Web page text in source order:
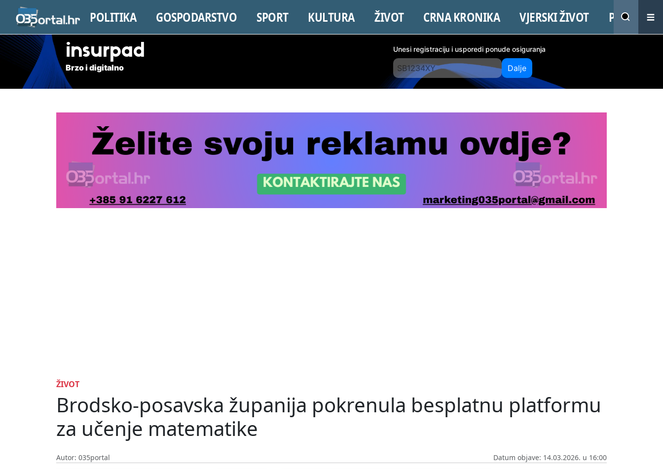
POLITIKA GOSPODARSTVO SPORT KULTURA ŽIVOT CRNA KRONIKA VJERSKI ŽIVOT PROMO
insurpad
Brzo i digitalno
Unesi registraciju i usporedi ponude osiguranja
Dalje
ŽIVOT
Brodsko-posavska županija pokrenula besplatnu platformu
za učenje matematike
Autor: 035portal Datum objave: 14.03.2026. u 16:00